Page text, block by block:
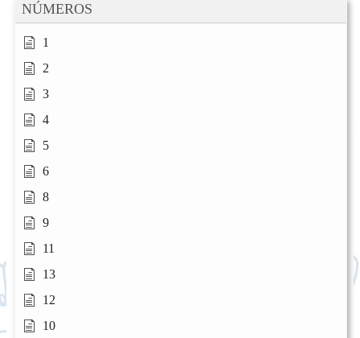
NÚMEROS
1
2
3
4
5
6
8
9
11
13
12
10